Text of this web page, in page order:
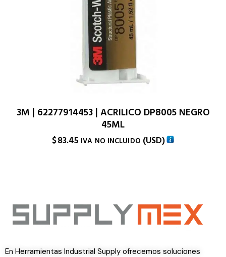
3M | 62277914453 | ACRILICO DP8005 NEGRO
45ML
$83.45 IVA NO INCLUIDO (USD)
En Herramientas Industrial Supply ofrecemos soluciones